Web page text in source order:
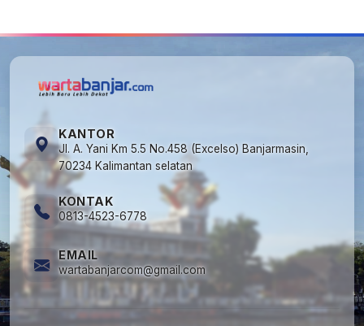
KANTOR
Jl. A. Yani Km 5.5 No.458 (Excelso) Banjarmasin,
70234 Kalimantan selatan
KONTAK
0813-4523-6778
EMAIL
wartabanjarcom@gmail.com